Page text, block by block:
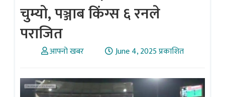
चुम्यो, पञ्जाब किंग्स ६ रनले
पराजित
आफ्नो खबर June 4, 2025 प्रकाशित